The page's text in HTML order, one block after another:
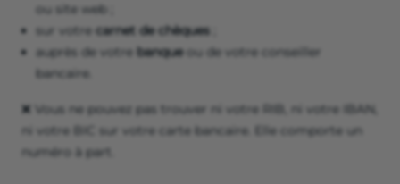
ou site web ;
sur votre carnet de chèques
auprès de votre banqueou de votre conseiller
bancaire.
❌ Vous ne pouvez pas trouver ni votre RIB, ni votre IBAN,
ni votre BIC sur votre carte bancaire. Elle comporte un
numéro à part.